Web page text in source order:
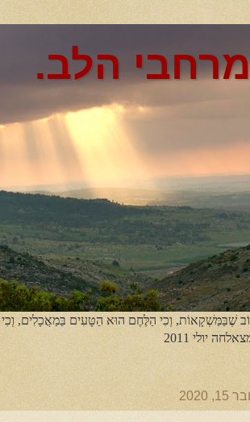
מרחבי הלב.
שֶׁבַּמַּשְׁקָאוֹת, וְכִי הַלֶּחֶם הוּא הַטָּעִים בַּמַאֲכָלִים,
יולי 2011